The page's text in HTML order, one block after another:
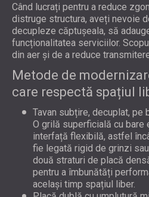
Când lucrați pentru a reduce
distruge structura, aveți nevoie
decupleze căptușeala, să
funcționalitatea serviciilor.
din aer și de a reduce
Metode de
care respectă spațiul
Tavan subțire, decuplat, pe
O grilă superficială cu bare
interfață flexibilă, astfel
fie legată rigid de grinzi
două straturi de placă
pentru a îmbunătăți
același timp spațiul liber.